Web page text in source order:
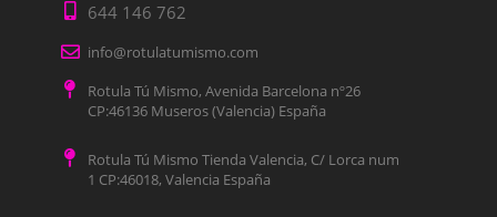
644 146 762
info@rotulatumismo.com
Rotula Tú Mismo, Avenida Barcelona nº26
CP:46136 Museros (Valencia) España
Rotula Tú Mismo Tienda Valencia, C/ Lorca num
1 CP:46018, Valencia España